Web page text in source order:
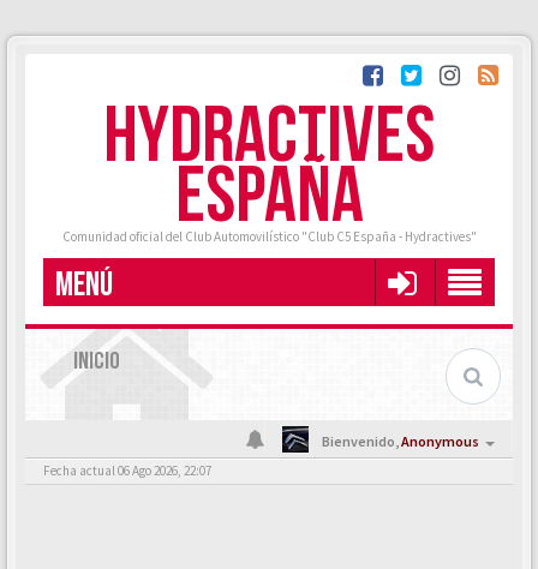
HYDRACTIVES
ESPAÑA
Comunidad oficial del Club Automovilístico "Club C5 España - Hydractives"
MENÚ
INICIO
Bienvenido,Anonymous
Fecha actual 06 Ago 2026, 22:07